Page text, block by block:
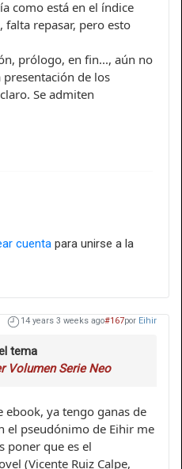
como está en el índice
falta repasar, pero esto
prólogo, en fin..., aún no
presentación de los
Se admiten
cuenta para unirse a la
14 years 3 weeks ago#167por Eihir
tema
Volumen Serie Neo
ebook, ya tengo ganas de
el pseudónimo de Eihir me
poner que es el
(Vicente Ruiz Calpe,